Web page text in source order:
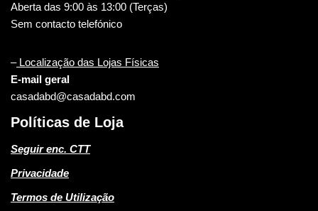
Aberta das 9:00 às 13:00 (Terças)
Sem contacto telefónico
–Localização das Lojas Físicas
E-mail geral
casadabd@casadabd.com
Políticas de Loja
Seguir enc. CTT
Privacidade
Termos de Utilização